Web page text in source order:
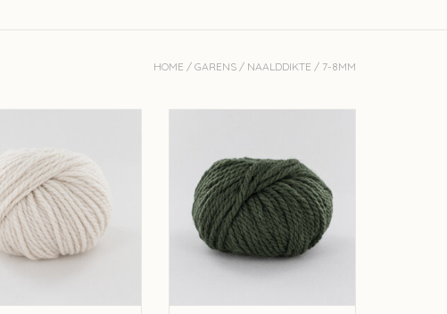
HOME / GARENS / NAALDDIKTE / 7-8MM